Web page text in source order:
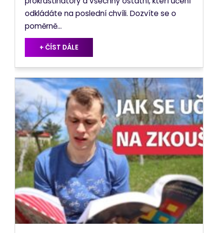
odkládáte na poslední chvíli. Dozvíte se o
poměrně...
+ ČÍST DÁLE